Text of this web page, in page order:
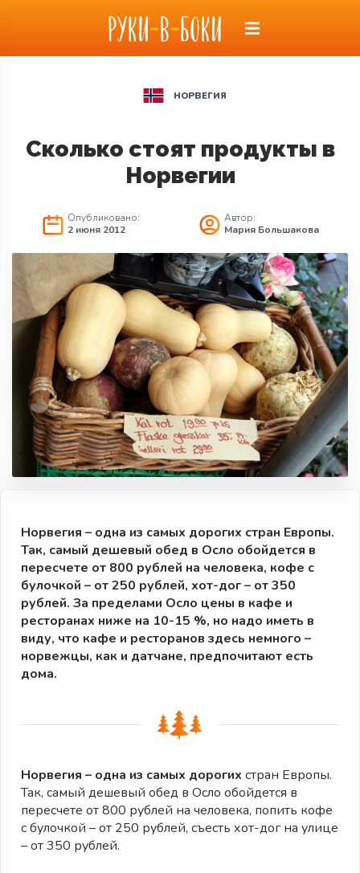
НОРВЕГИЯ
Сколько стоят продукты в
Норвегии
Опубликовано:
2 июня 2012
Автор:
Мария Большакова
Норвегия – одна из самых дорогих стран Европы.
Так, самый дешевый обед в Осло обойдется в
пересчете от 800 рублей на человека, кофе с
булочкой – от 250 рублей, хот-дог – от 350
рублей. За пределами Осло цены в кафе и
ресторанах ниже на 10-15 %, но надо иметь в
виду, что кафе и ресторанов здесь немного –
норвежцы, как и датчане, предпочитают есть
дома.
Норвегия – одна из самых дорогих стран Европы.
Так, самый дешевый обед в Осло обойдется в
пересчете от 800 рублей на человека, попить кофе
с булочкой – от 250 рублей, съесть хот-дог на улице
– от 350 рублей.